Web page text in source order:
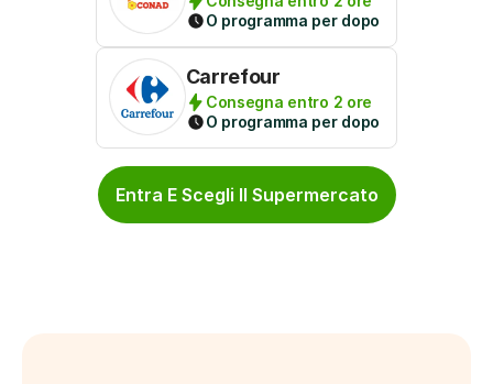
O programma per dopo
Carrefour
Consegna entro 2 ore
O programma per dopo
Entra E Scegli Il Supermercato